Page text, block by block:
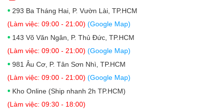
• 293 Ba Tháng Hai, P. Vườn Lài, TP.HCM
(Làm việc: 09:00 - 21:00) (Google Map)
• 143 Võ Văn Ngân, P. Thủ Đức, TP.HCM
(Làm việc: 09:00 - 21:00) (Google Map)
• 981 Âu Cơ, P. Tân Sơn Nhì, TP.HCM
(Làm việc: 09:00 - 21:00) (Google Map)
• Kho Online (Ship nhanh 2h TP.HCM)
(Làm việc: 09:30 - 18:00)